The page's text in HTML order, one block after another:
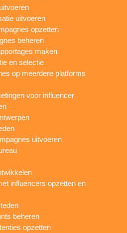
uitvoeren
opzetten
beheren
maken
en selectie
op meerdere platforms
voor influencer
uitvoeren
influencers opzetten en
beheren
opzetten